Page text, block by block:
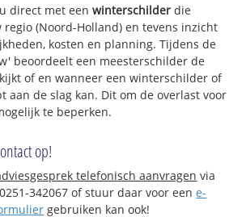
direct met eenwinterschilder die
regio (Noord-Holland) en tevens inzicht
kosten en planning. Tijdens de
beoordeelt een meesterschilder de
of en wanneer een winterschilder of
aan de slag kan. Dit om de overlast voor
te beperken.
op!
telefonisch aanvragen via
342067 of stuur daar voor eene-
gebruiken kan ook!